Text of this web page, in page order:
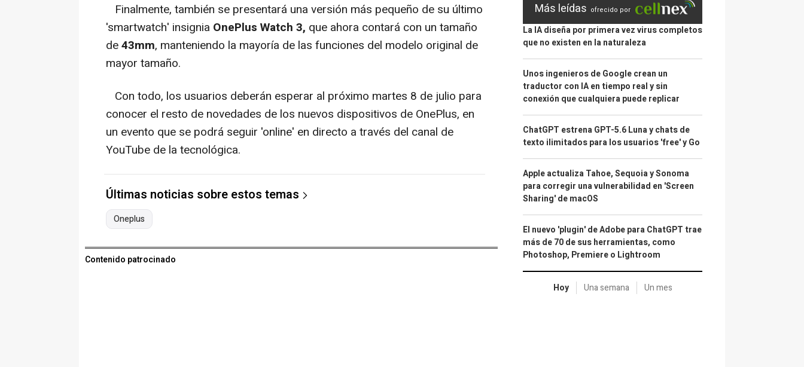
Finalmente, también se presentará una versión más pequeño de su último
'smartwatch' insignia OnePlus Watch 3, que ahora contará con un tamaño
de43mm, manteniendo la mayoría de las funciones del modelo original de
mayor tamaño.
Con todo, los usuarios deberán esperar al próximo martes 8 de julio para
conocer el resto de novedades de los nuevos dispositivos de OnePlus, en
un evento que se podrá seguir 'online' en directo a través del canal de
YouTube de la tecnológica.
Últimas noticias sobre estos temas
Oneplus
Contenido patrocinado
Más leídas ofrecido por
La IA diseña por primera vez virus completos
que no existen en la naturaleza
Unos ingenieros de Google crean un
traductor con IA en tiempo real y sin
conexión que cualquiera puede replicar
ChatGPT estrena GPT-5.6 Luna y chats de
texto ilimitados para los usuarios 'free' y Go
Apple actualiza Tahoe, Sequoia y Sonoma
para corregir una vulnerabilidad en 'Screen
Sharing' de macOS
El nuevo 'plugin' de Adobe para ChatGPT trae
más de 70 de sus herramientas, como
Photoshop, Premiere o Lightroom
Hoy Una semana Un mes